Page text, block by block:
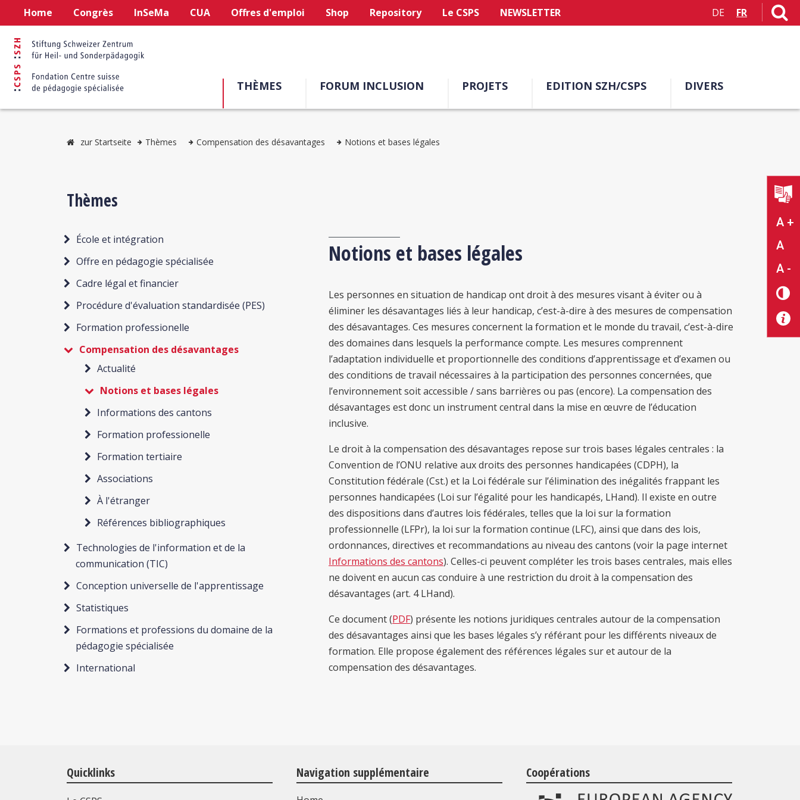
Home Congrès InSeMa CUA Offres d'emploi Shop Repository Le CSPS NEWSLETTER DE FR
THÈMES FORUM INCLUSION PROJETS EDITION SZH/CSPS DIVERS
A +
A
A -
zur Startseite Thèmes Compensation des désavantages Notions et bases légales
Thèmes
École et intégration
Offre en pédagogie spécialisée
Cadre légal et financier
Procédure d'évaluation standardisée (PES)
Formation professionelle
Compensation des désavantages
Actualité
Notions et bases légales
Informations des cantons
Formation professionelle
Formation tertiaire
Associations
À l'étranger
Références bibliographiques
Technologies de l'information et de la
communication (TIC)
Conception universelle de l'apprentissage
Statistiques
Formations et professions du domaine de la
pédagogie spécialisée
International
Notions et bases légales
Les personnes en situation de handicap ont droit à des mesures visant à éviter ou à
éliminer les désavantages liés à leur handicap, c’est-à-dire à des mesures de compensation
des désavantages. Ces mesures concernent la formation et le monde du travail, c’est-à-dire
des domaines dans lesquels la performance compte. Les mesures comprennent
l’adaptation individuelle et proportionnelle des conditions d’apprentissage et d’examen ou
des conditions de travail nécessaires à la participation des personnes concernées, que
l’environnement soit accessible / sans barrières ou pas (encore). La compensation des
désavantages est donc un instrument central dans la mise en œuvre de l’éducation
inclusive.
Le droit à la compensation des désavantages repose sur trois bases légales centrales : la
Convention de l’ONU relative aux droits des personnes handicapées (CDPH), la
Constitution fédérale (Cst.) et la Loi fédérale sur l’élimination des inégalités frappant les
personnes handicapées (Loi sur l’égalité pour les handicapés, LHand). Il existe en outre
des dispositions dans d’autres lois fédérales, telles que la loi sur la formation
professionnelle (LFPr), la loi sur la formation continue (LFC), ainsi que dans des lois,
ordonnances, directives et recommandations au niveau des cantons (voir la page internet
Informations des cantons). Celles-ci peuvent compléter les trois bases centrales, mais elles
ne doivent en aucun cas conduire à une restriction du droit à la compensation des
désavantages (art. 4 LHand).
Ce document (PDF) présente les notions juridiques centrales autour de la compensation
des désavantages ainsi que les bases légales s’y référant pour les différents niveaux de
formation. Elle propose également des références légales sur et autour de la
compensation des désavantages.
Quicklinks Navigation supplémentaire Coopérations